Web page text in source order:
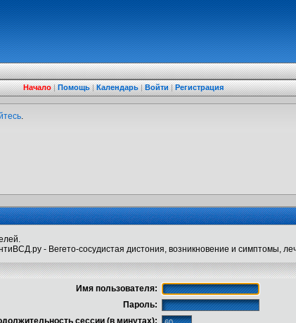
Начало|Помощь|Календарь|Войти|Регистрация
.
- Вегето-сосудистая дистония, возникновение и симптомы,
Имя пользователя:
Пароль:
сессии (в минутах):